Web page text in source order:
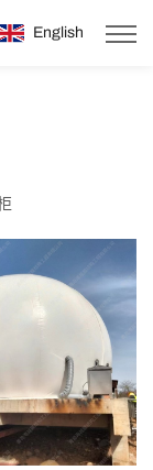
English